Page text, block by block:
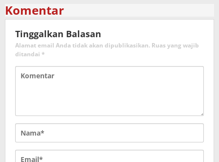
Komentar
Tinggalkan Balasan
Alamat email Anda tidak akan dipublikasikan. Ruas yang wajib
ditandai *